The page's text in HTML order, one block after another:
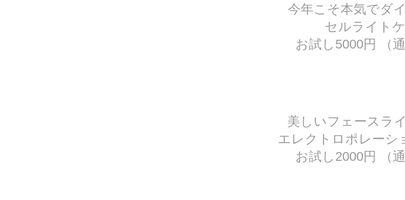
今年こそ本気でダ
セルライト
お試し5000円 （
美しいフェースラ
エレクトロポレーシ
お試し2000円 （